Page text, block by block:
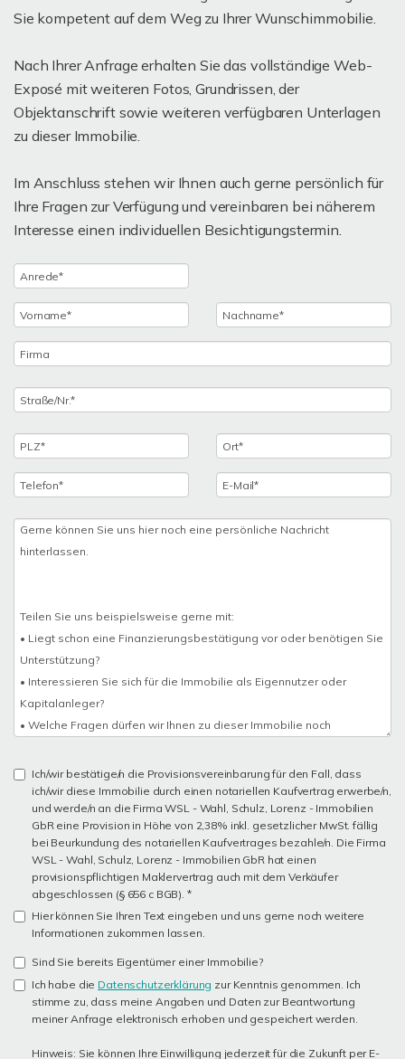
Sie kompetent auf dem Weg zu Ihrer Wunschimmobilie.
Nach Ihrer Anfrage erhalten Sie das vollständige Web-
Exposé mit weiteren Fotos, Grundrissen, der
Objektanschrift sowie weiteren verfügbaren Unterlagen
zu dieser Immobilie.
Im Anschluss stehen wir Ihnen auch gerne persönlich für
Ihre Fragen zur Verfügung und vereinbaren bei näherem
Interesse einen individuellen Besichtigungstermin.
Ich/wir bestätige/n die Provisionsvereinbarung für den Fall, dass
ich/wir diese Immobilie durch einen notariellen Kaufvertrag erwerbe/n,
und werde/n an die Firma WSL - Wahl, Schulz, Lorenz - Immobilien
GbR eine Provision in Höhe von 2,38% inkl. gesetzlicher MwSt. fällig
bei Beurkundung des notariellen Kaufvertrages bezahle/n. Die Firma
WSL - Wahl, Schulz, Lorenz - Immobilien GbR hat einen
provisionspflichtigen Maklervertrag auch mit dem Verkäufer
abgeschlossen (§ 656 c BGB). *
Hier können Sie Ihren Text eingeben und uns gerne noch weitere
Informationen zukommen lassen.
Sind Sie bereits Eigentümer einer Immobilie?
Ich habe die Datenschutzerklärung zur Kenntnis genommen. Ich
stimme zu, dass meine Angaben und Daten zur Beantwortung
meiner Anfrage elektronisch erhoben und gespeichert werden.
Hinweis: Sie können Ihre Einwilligung jederzeit für die Zukunft per E-